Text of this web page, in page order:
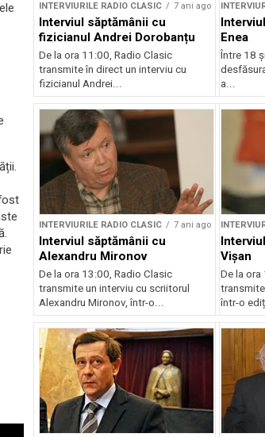
INTERVIURILE RADIO CLASIC 7 ani ago
Interviul săptămânii cu
fizicianul Andrei Dorobanțu
De la ora 11:00, Radio Clasic
transmite în direct un interviu cu
fizicianul Andrei...
Enea
Între 18
a...
INTERVIURILE RADIO CLASIC 7 ani ago
Interviul săptămânii cu
Alexandru Mironov
De la ora 13:00, Radio Clasic
transmite un interviu cu scriitorul
Alexandru Mironov, într-o...
Vișan
De la ora
transmite
într-o